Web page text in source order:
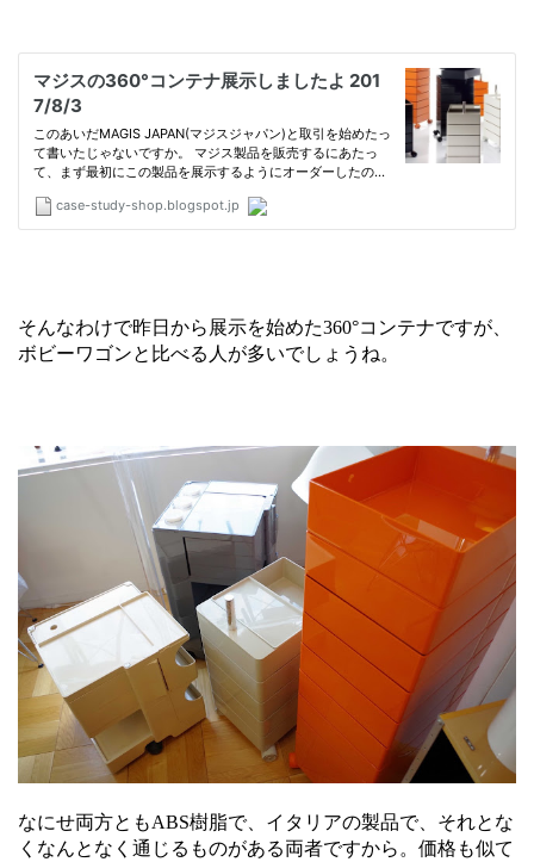
そんなわけで昨日から展示を始めた360°コンテナですが、
ボビーワゴンと比べる人が多いでしょうね。
なにせ両方ともABS樹脂で、イタリアの製品で、それとな
くなんとなく通じるものがある両者ですから。価格も似て